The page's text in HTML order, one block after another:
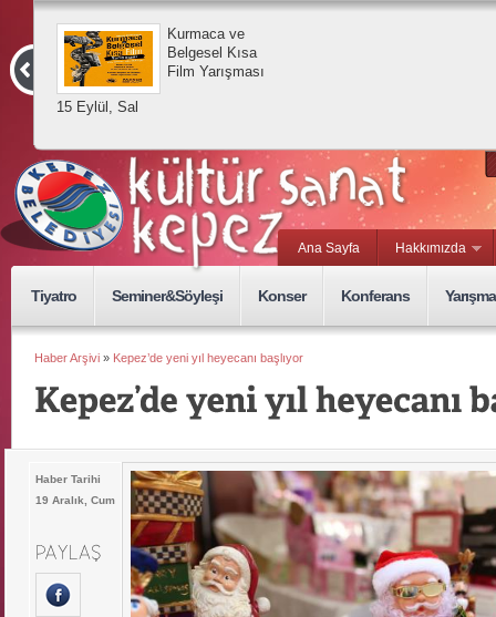
15 Eylül, Sal
Kurmaca ve
Belgesel Kısa
Film Yarışması
Ana Sayfa Hakkımızda
Tiyatro Seminer&Söyleşi Konser Konferans Yarışma
Haber Arşivi » Kepez’de yeni yıl heyecanı başlıyor
Haber Tarihi
19 Aralık, Cum